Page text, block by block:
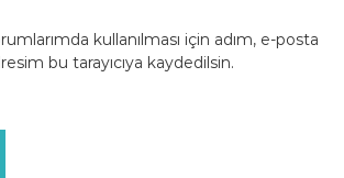
kullanılması için adım, e-posta
bu tarayıcıya kaydedilsin.